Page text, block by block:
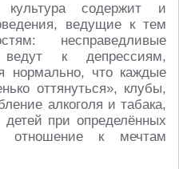
содержит и
ведущие к тем
несправедливые
к депрессиям,
нормально, что каждые
оттянуться», клубы,
алкоголя и табака,
при определённых
отношение к мечтам